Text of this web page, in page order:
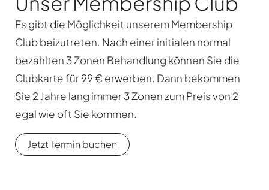
Es gibt die Möglichkeit unserem Membership
Club beizutreten. Nach einer initialen normal
bezahlten 3 Zonen Behandlung können Sie die
Clubkarte für 99 € erwerben. Dann bekommen
Sie 2 Jahre lang immer 3 Zonen zum Preis von 2
egal wie oft Sie kommen.
Jetzt Termin buchen